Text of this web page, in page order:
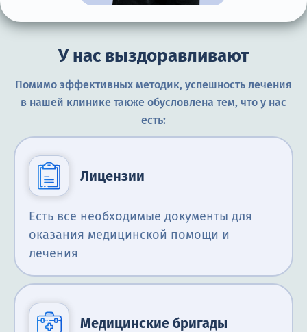
У нас выздоравливают
Помимо эффективных методик, успешность лечения
в нашей клинике также обусловлена тем, что у нас
есть:
Лицензии
Есть все необходимые документы для
оказания медицинской помощи и
лечения
Медицинские бригады